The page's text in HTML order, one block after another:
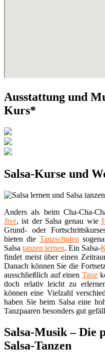
Ausstattung und
Kurs*
Salsa-Kurse und
Anders als beim Cha-Cha-
Jive, ist der Salsa genau wie
Grund- oder
bieten die Tanzschulen
Salsatanzen lernen. Ein Salsa-
findet meist über einen
Danach können Sie die
ausschließlich auf einen Tanz
doch relativ leicht zu
können eine Vielzahl
haben Sie beim Salsa eine
Tanzpaaren besonders gut
Salsa-Musik – Die
Salsa-Tanzen